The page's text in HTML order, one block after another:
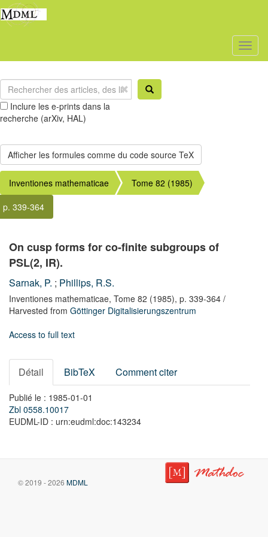
Inclure les e-prints dans la
recherche (arXiv, HAL)
Inventiones mathematicae
Tome 82 (1985)
p. 339-364
On cusp forms for co-finite subgroups of
PSL(2, IR).
Sarnak, P. ; Phillips, R.S.
Inventiones mathematicae, Tome 82 (1985), p. 339-364 /
Harvested from Göttinger Digitalisierungszentrum
Access to full text
Détail BibTeX Comment citer
Publié le : 1985-01-01
Zbl 0558.10017
EUDML-ID : urn:eudml:doc:143234
© 2019 - 2026 MDML